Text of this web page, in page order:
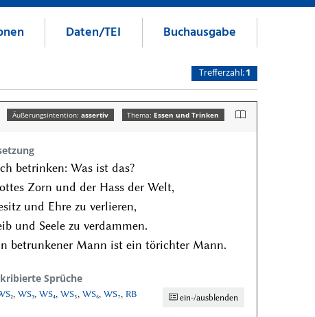
Daten/TEI Buchausgabe
Trefferzahl:1
Äußerungsintention:assertiv Thema: Essen und Trinken
betrinken: Was ist das?
Zorn und der Hass der Welt,
und Ehre zu verlieren,
und Seele zu verdammen.
betrunkener Mann ist ein törichter Mann.
Sprüche
ein-/ausblenden
, WS₃, WS₄, WS₅, WS₆, WS₇, RB